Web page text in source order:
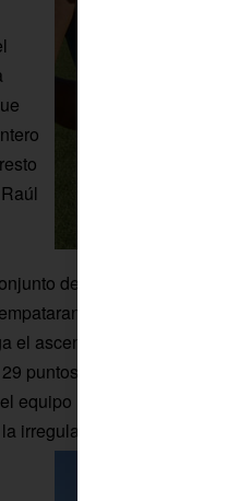
de Moyano para
en Cabra. Pero el
el ascenso a Primera
puntos. Ha cosechado 9
equipo más anotador de la
irregularidad -sobre todo